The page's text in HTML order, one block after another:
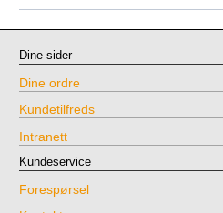
Dine sider
Dine ordre
Kundetilfreds
Intranett
Kundeservice
Forespørsel